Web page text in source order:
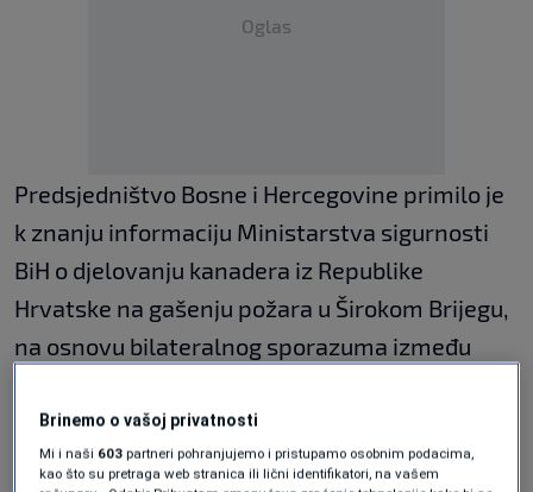
Oglas
Predsjedništvo Bosne i Hercegovine primilo je
k znanju informaciju Ministarstva sigurnosti
BiH o djelovanju kanadera iz Republike
Hrvatske na gašenju požara u Širokom Brijegu,
na osnovu bilateralnog sporazuma između
Predsjedništvo Bosne i Hercegovine traži od
Brinemo o vašoj privatnosti
Mi i naši 603 partneri pohranjujemo i pristupamo osobnim podacima,
kao što su pretraga web stranica ili lični identifikatori, na vašem